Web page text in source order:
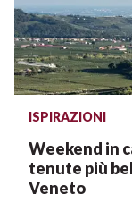
ISPIRAZIONI
Weekend in
tenute più
Veneto